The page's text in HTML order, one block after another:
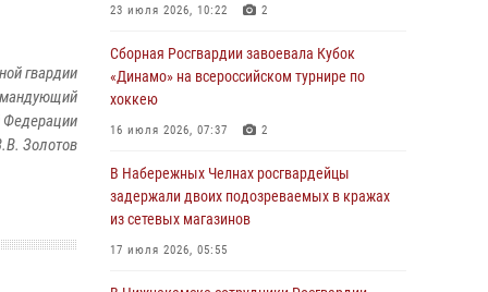
гвардии
Федерации
Золотов
24 июля 2026, 15:05 4
В казанском полку Росгвардии состоялся
концерт певицы Кристины Соколовской
23 июля 2026, 10:22
задержали подозреваемого в краже
23 июля 2026, 06:47
В Казани Росгвардия приняла участие в
23 июля 2026, 10:22 2
Сборная Росгвардии завоевала Кубок
«Динамо» на всероссийском турнире по
хоккею
16 июля 2026, 07:37 2
В Набережных Челнах росгвардейцы
задержали двоих подозреваемых в кражах
из сетевых магазинов
17 июля 2026, 05:55